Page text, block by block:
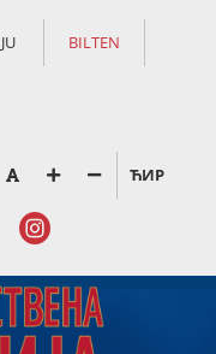
BILTEN
ЋИР